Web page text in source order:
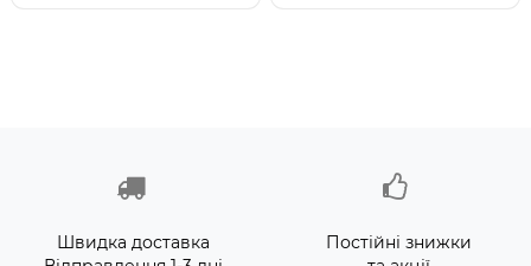
Швидка доставка
Постійні знижки